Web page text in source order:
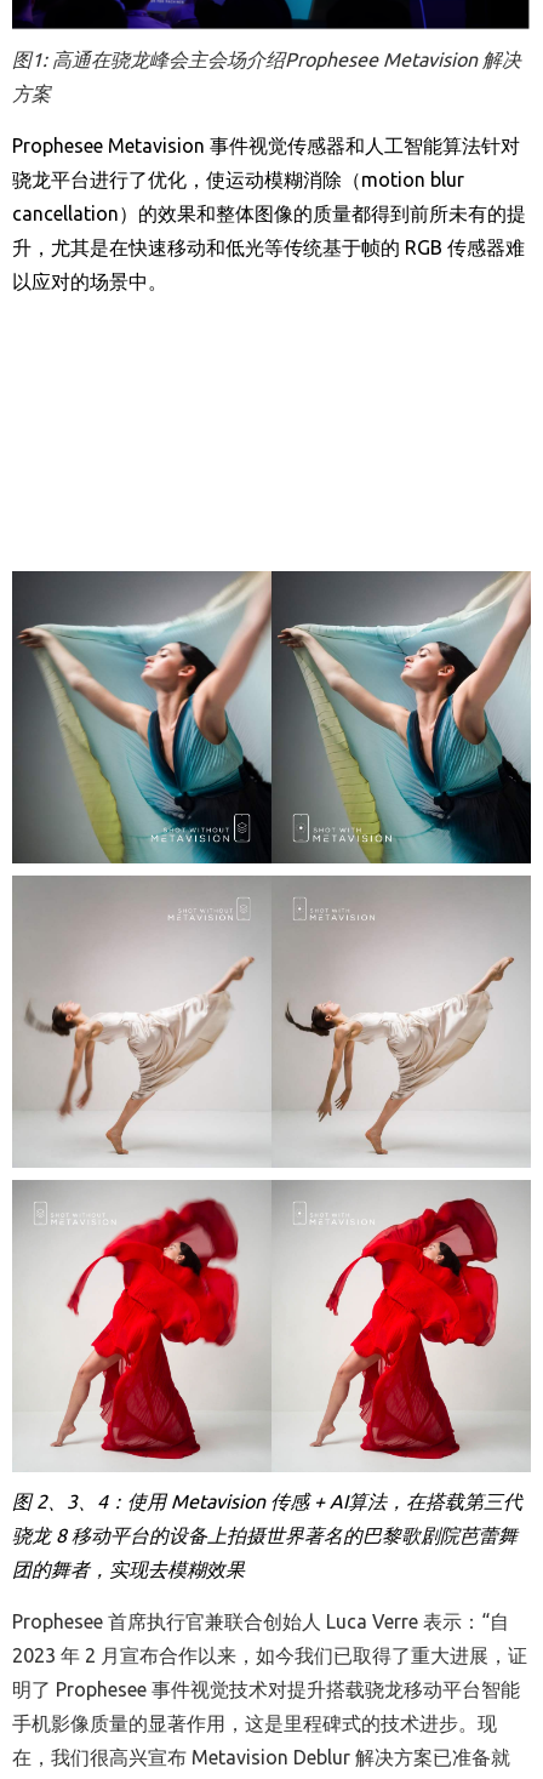
图1: 高通在骁龙峰会主会场介绍Prophesee Metavision 解决
方案
Prophesee Metavision 事件视觉传感器和人工智能算法针对
骁龙平台进行了优化， 使运动模糊消除（motion blur
cancellation） 的效果和整体图像的质量都得到 前所未有的提
升，尤其是在快速移动和低光等传统基于帧的 RGB 传感器难
以应对的场景中。
图2、 3、 4：使用Metavision 传感+ AI算法，在搭载第三代
骁龙8移动平台的设备上拍摄世界著名的巴黎歌剧院芭蕾舞
团的舞者，实现去模糊效果
Prophesee 首席执行官兼联合创始人 Luca Verre 表示： “自
2023 年 2 月宣布合作以来，如今我们已取得了重大进展 ， 证
明了 Prophesee 事件视觉技术对提升搭载骁龙移动平台智能
手机影像质量的显著作用 ， 这是里程碑式的技术进步。现
在，我们很高兴宣布 Metavision Deblur 解决方案已准备就